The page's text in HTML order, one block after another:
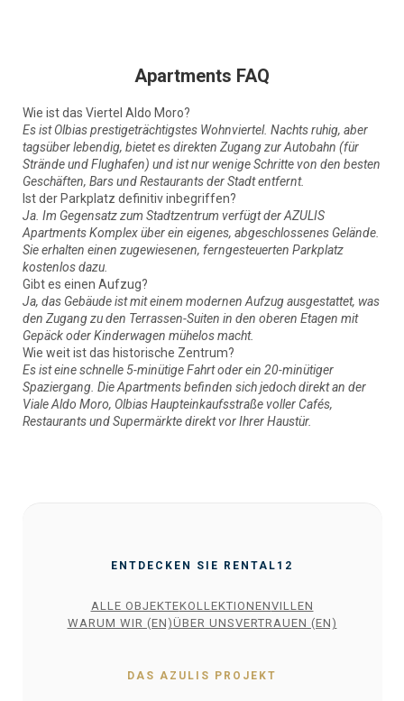
Apartments FAQ
Wie ist das Viertel Aldo Moro?
Es ist Olbias prestigeträchtigstes Wohnviertel. Nachts ruhig, aber
tagsüber lebendig, bietet es direkten Zugang zur Autobahn (für
Strände und Flughafen) und ist nur wenige Schritte von den besten
Geschäften, Bars und Restaurants der Stadt entfernt.
Ist der Parkplatz definitiv inbegriffen?
Ja. Im Gegensatz zum Stadtzentrum verfügt der AZULIS
Apartments Komplex über ein eigenes, abgeschlossenes Gelände.
Sie erhalten einen zugewiesenen, ferngesteuerten Parkplatz
kostenlos dazu.
Gibt es einen Aufzug?
Ja, das Gebäude ist mit einem modernen Aufzug ausgestattet, was
den Zugang zu den Terrassen-Suiten in den oberen Etagen mit
Gepäck oder Kinderwagen mühelos macht.
Wie weit ist das historische Zentrum?
Es ist eine schnelle 5-minütige Fahrt oder ein 20-minütiger
Spaziergang. Die Apartments befinden sich jedoch direkt an der
Viale Aldo Moro, Olbias Haupteinkaufsstraße voller Cafés,
Restaurants und Supermärkte direkt vor Ihrer Haustür.
ENTDECKEN SIE RENTAL12
ALLE OBJEKTEKOLLEKTIONENVILLEN
WARUM WIR (EN)ÜBER UNSVERTRAUEN (EN)
DAS AZULIS PROJEKT